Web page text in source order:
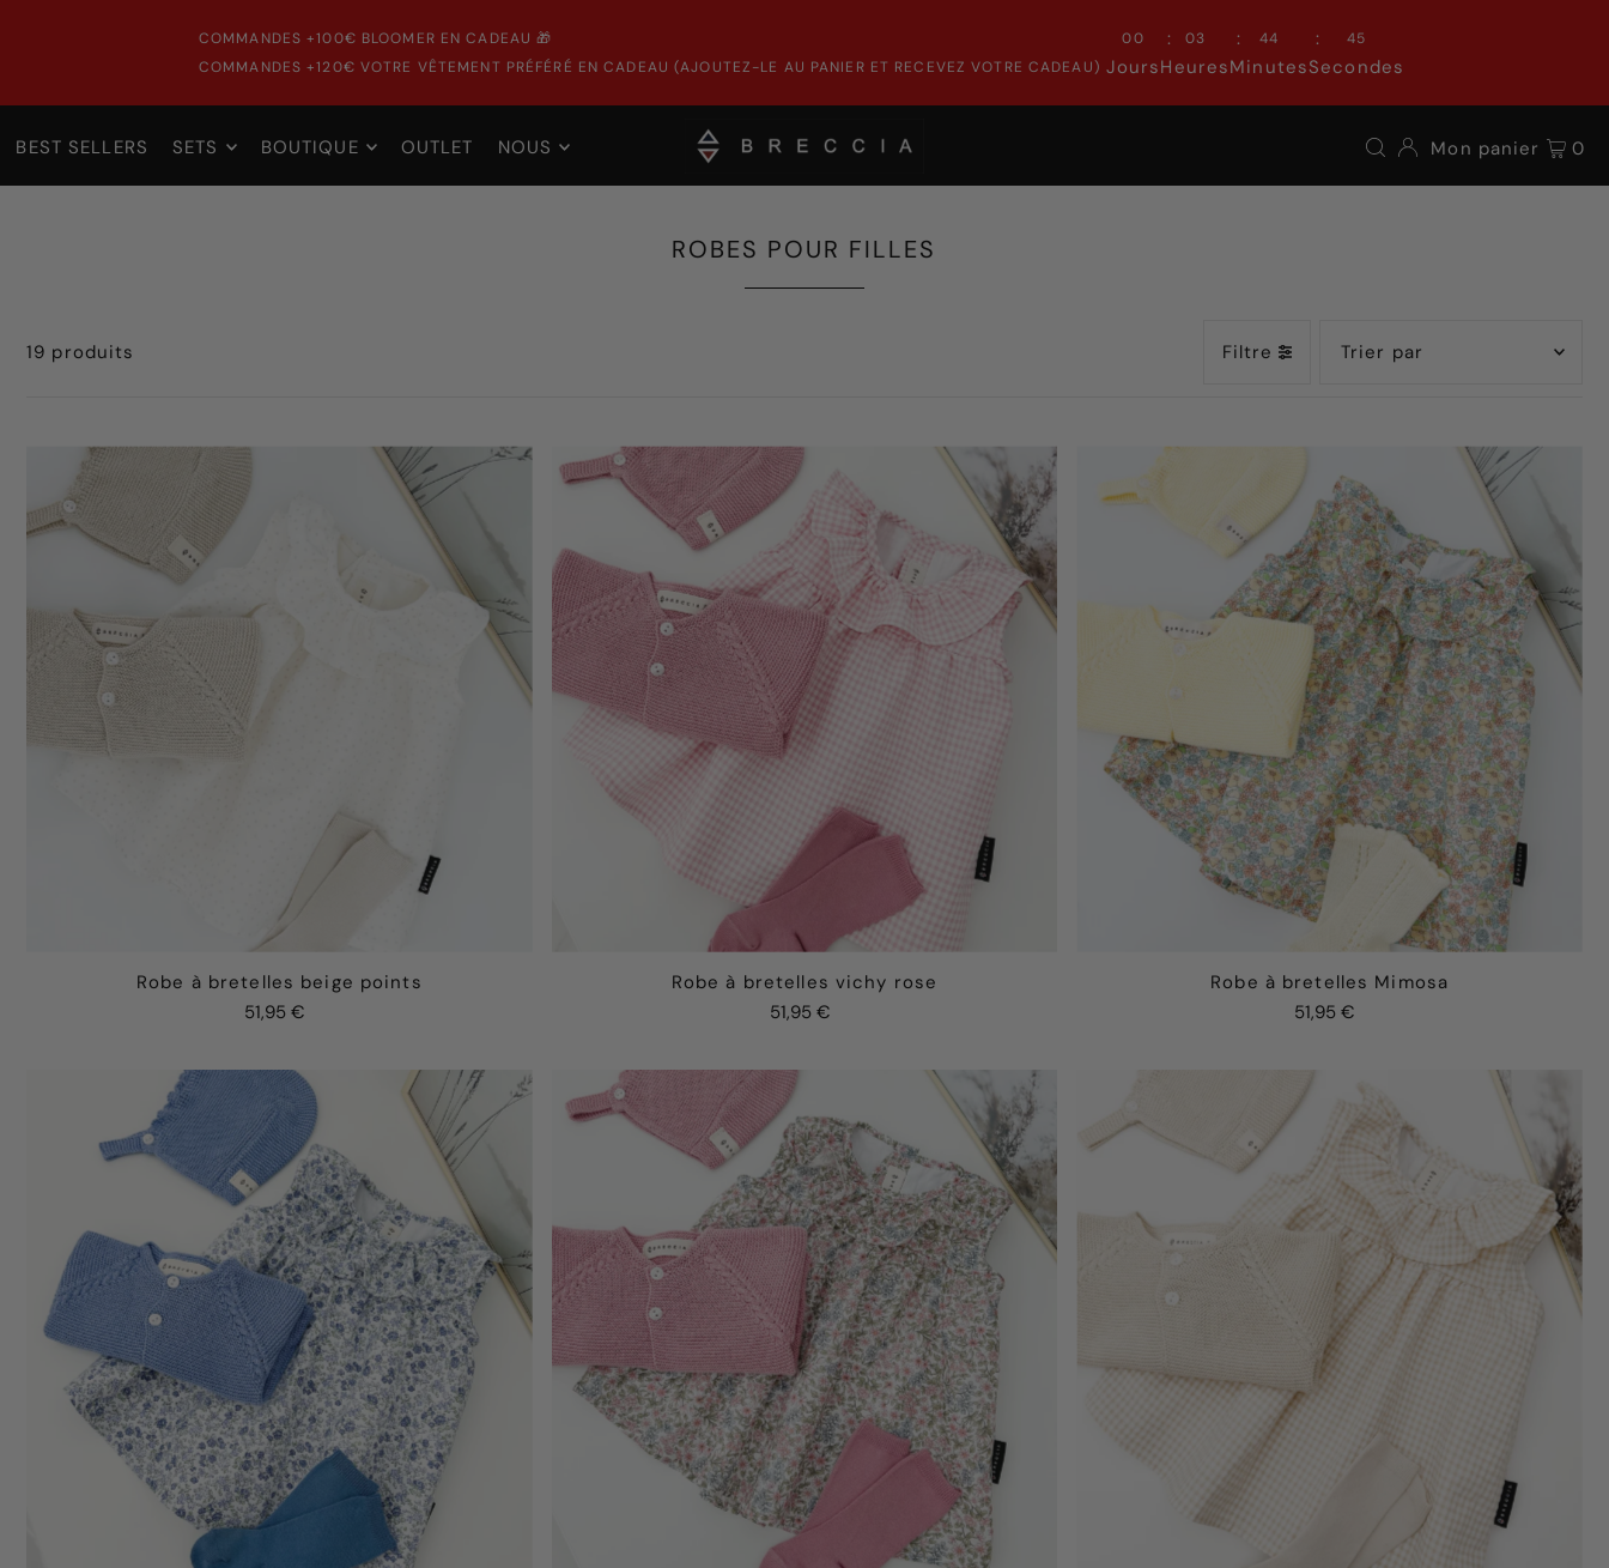
COMMANDES +100€ BLOOMER EN CADEAU 🎁
COMMANDES +120€ VOTRE VÊTEMENT PRÉFÉRÉ EN CADEAU (AJOUTEZ-LE AU PANIER ET RECEVEZ VOTRE CADEAU)
00
Jours
: 03
Heures
: 44
Minutes
: 42
Secondes
BEST SELLERS SETS BOUTIQUE OUTLET NOUS Mon panier 0
ROBES POUR FILLES
19 produits Filtre
Le plus pertinent
Meilleures ventes
Alphabétique, de A à Z
Alphabétique, de Z à A
Prix: faible à élevé
Prix: élevé à faible
Date, de la plus
ancienne à la plus
récente
Date, de la plus
récente à la plus
ancienne
Robe à bretelles beige points
51,95 €
Robe à bretelles vichy rose
51,95 €
Robe à bretelles Mimosa
51,95 €